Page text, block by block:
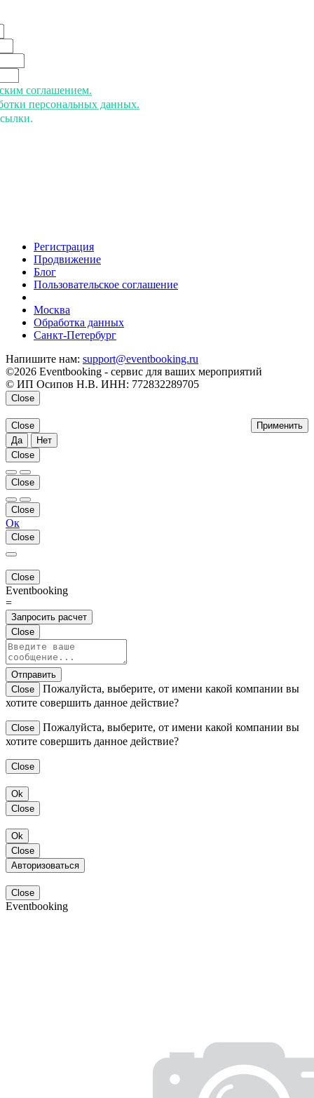
соглашением.
персональных данных.
Регистрация
Продвижение
Блог
Пользовательское соглашение
Москва
Обработка данных
Санкт-Петербург
Напишите нам: support@eventbooking.ru
©2026 Eventbooking - сервис для ваших мероприятий
© ИП Осипов Н.В. ИНН: 772832289705
Close
Применить
Close
Да
Нет
Close
Close
Close
Ок
Close
Close
Eventbooking
=
Запросить расчет
Close
Отправить
Close
Пожалуйста, выберите, от имени какой компании вы
хотите совершить данное действие?
Close
Пожалуйста, выберите, от имени какой компании вы
хотите совершить данное действие?
Close
Ok
Close
Ok
Close
Авторизоваться
Close
Eventbooking